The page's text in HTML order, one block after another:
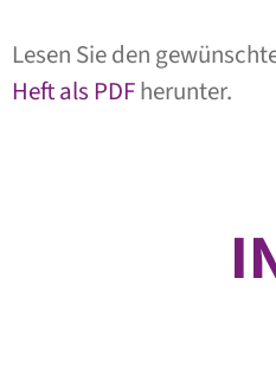
Lesen Sie den
Heft als PDFherunter.